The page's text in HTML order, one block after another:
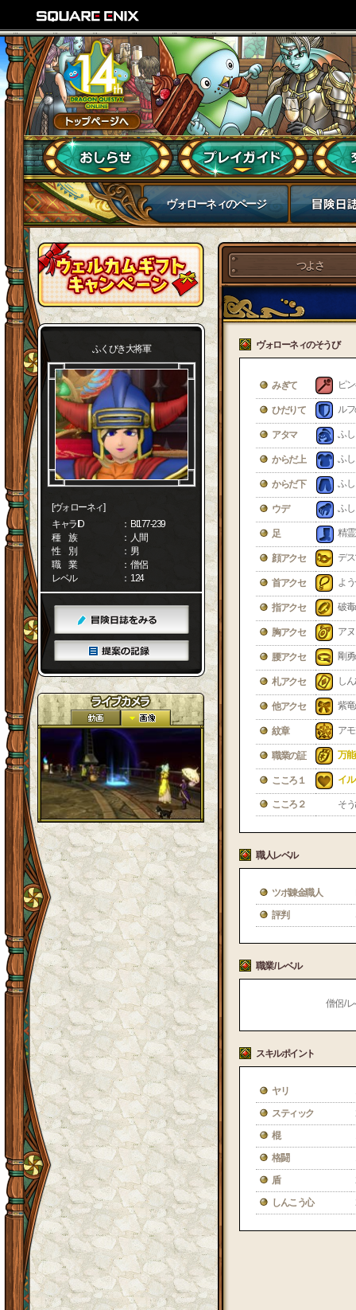
ヴォローネィのページ
ふくびき大将軍
[ヴォローネィ]
キャラID
： BI177-239
種 族
： 人間
性 別
： 男
職 業
： 僧侶
レベル
： 124
つよさ
ヴォローネィのそうび
みぎて ピ
ひだりて ル
アタマ ふ
からだ上 ふ
からだ下 ふ
ウデ ふ
足 精
顔アクセ デ
首アクセ よ
指アクセ 破
胸アクセ ア
腰アクセ 剛
札アクセ し
他アクセ 紫
紋章 ア
職業の証 万
こころ１ イ
こころ２ そ
職人レベル
ツボ錬金職人
評判
職業 / レベル
僧侶 /
スキルポイント
ヤリ
スティック
棍
格闘
盾
しんこう心